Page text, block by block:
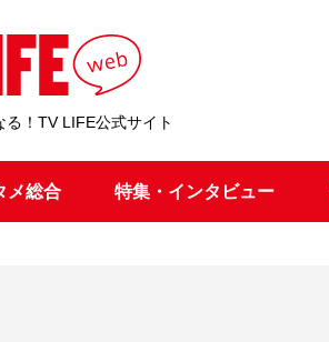
！TV LIFE公式サイト
メ総合 特集・インタビュー